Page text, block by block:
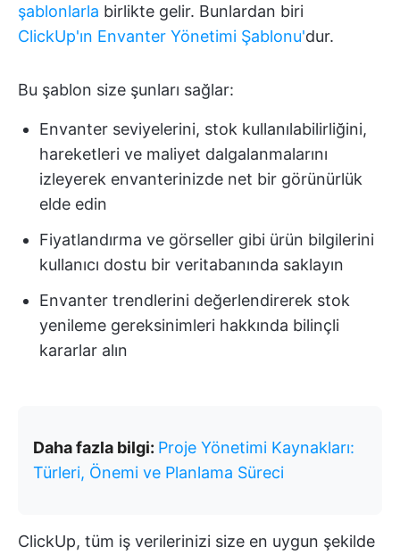
şablonlarla birlikte gelir. Bunlardan biri
ClickUp'ın Envanter Yönetimi Şablonu'dur.
Bu şablon size şunları sağlar:
Envanter seviyelerini, stok kullanılabilirliğini,
hareketleri ve maliyet dalgalanmalarını
izleyerek envanterinizde net bir görünürlük
elde edin
Fiyatlandırma ve görseller gibi ürün bilgilerini
kullanıcı dostu bir veritabanında saklayın
Envanter trendlerini değerlendirerek stok
yenileme gereksinimleri hakkında bilinçli
kararlar alın
Daha fazla bilgi: Proje Yönetimi Kaynakları:
Türleri, Önemi ve Planlama Süreci
ClickUp, tüm iş verilerinizi size en uygun şekilde